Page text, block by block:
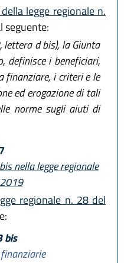
legge regionale n.
seguente:
d bis), la Giunta
definisce i beneficiari,
finanziare, i criteri e le
ed erogazione di tali
norme sugli aiuti di
nella legge regionale
regionale n. 28 del
bis